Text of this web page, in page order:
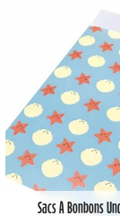
Sacs À Bonbons